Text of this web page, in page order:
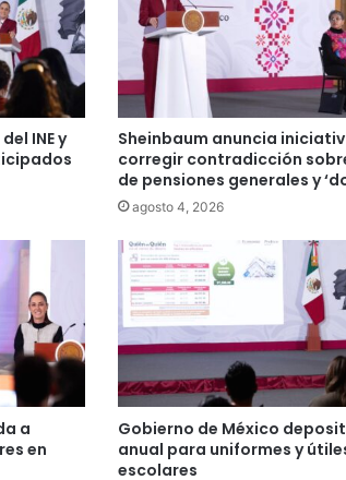
INE y
Sheinbaum anuncia
corregir contradicción
de pensiones generales y
agosto 4, 2026
a
en
Gobierno de México
anual para uniformes y
escolares